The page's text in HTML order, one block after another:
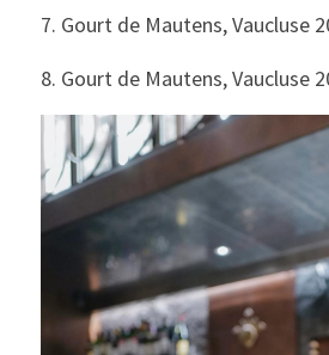
7. Gourt de Mautens, Vaucluse
8. Gourt de Mautens, Vaucluse